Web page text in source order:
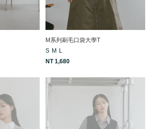
M系列刷毛口袋大學T
S M
L
NT 1,680